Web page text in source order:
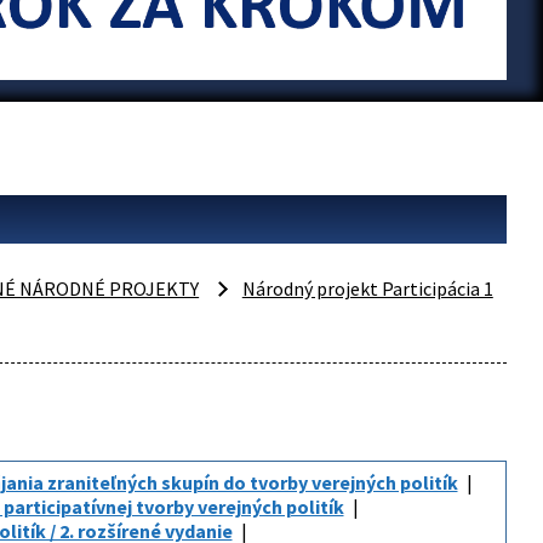
NÁRODNÉ PROJEKTY
Národný projekt Participácia 1
zraniteľných skupín do tvorby verejných politík
participatívnej tvorby verejných politík
/ 2. rozšírené vydanie